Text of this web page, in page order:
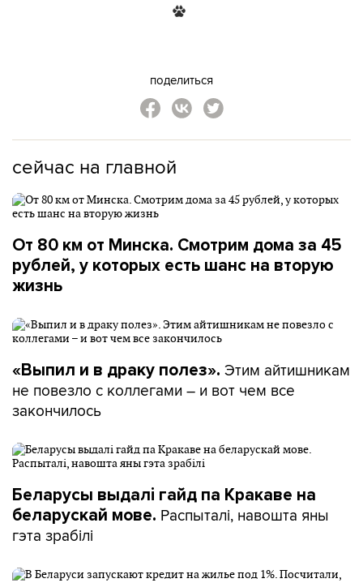
поделиться
сейчас на главной
От 80 км от Минска. Смотрим дома за 45
рублей, у которых есть шанс на вторую
жизнь
«Выпил и в драку полез». Этим айтишникам
не повезло с коллегами – и вот чем все
закончилось
Беларусы выдалі гайд па Кракаве на
беларускай мове. Распыталі, навошта яны
гэта зрабілі